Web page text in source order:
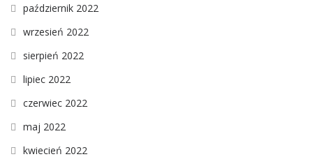
październik 2022
wrzesień 2022
sierpień 2022
lipiec 2022
czerwiec 2022
maj 2022
kwiecień 2022